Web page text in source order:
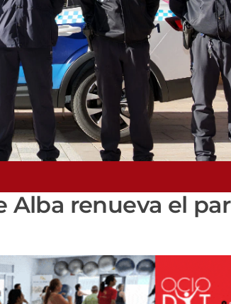
Alba renueva el